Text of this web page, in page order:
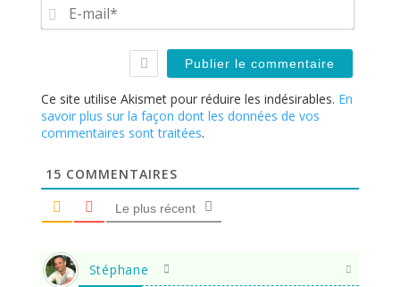
Ce site utilise Akismet pour réduire les indésirables. En
savoir plus sur la façon dont les données de vos
commentaires sont traitées.
15 COMMENTAIRES
Le plus récent
Stéphane